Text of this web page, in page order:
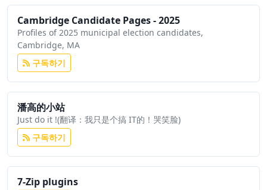
Cambridge Candidate Pages - 2025
Profiles of 2025 municipal election candidates,
Cambridge, MA
구독하기
潘高的小站
Just do it !(翻译：我只是个搞 IT的！哭笑脸)
구독하기
7-Zip plugins